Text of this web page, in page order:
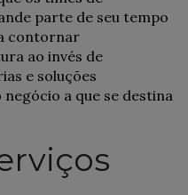
parte de seu tempo
contornar
ao invés de
e soluções
a que se destina